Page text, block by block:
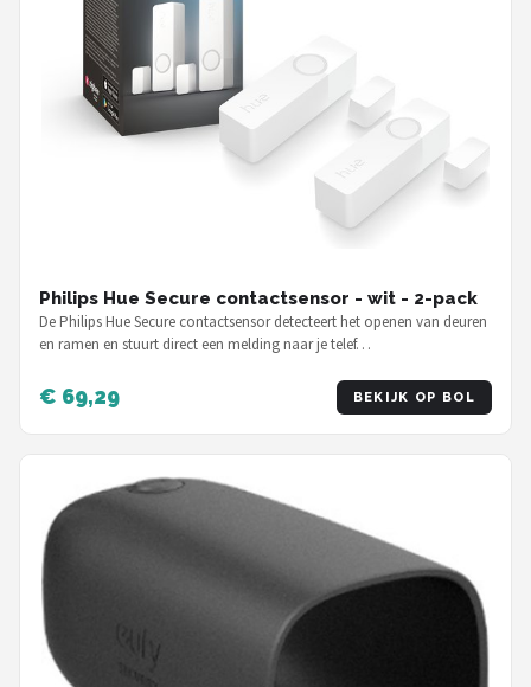
Philips Hue Secure contactsensor - wit - 2-pack
De Philips Hue Secure contactsensor detecteert het openen van deuren
en ramen en stuurt direct een melding naar je telef…
€ 69,29 BEKIJK OP BOL